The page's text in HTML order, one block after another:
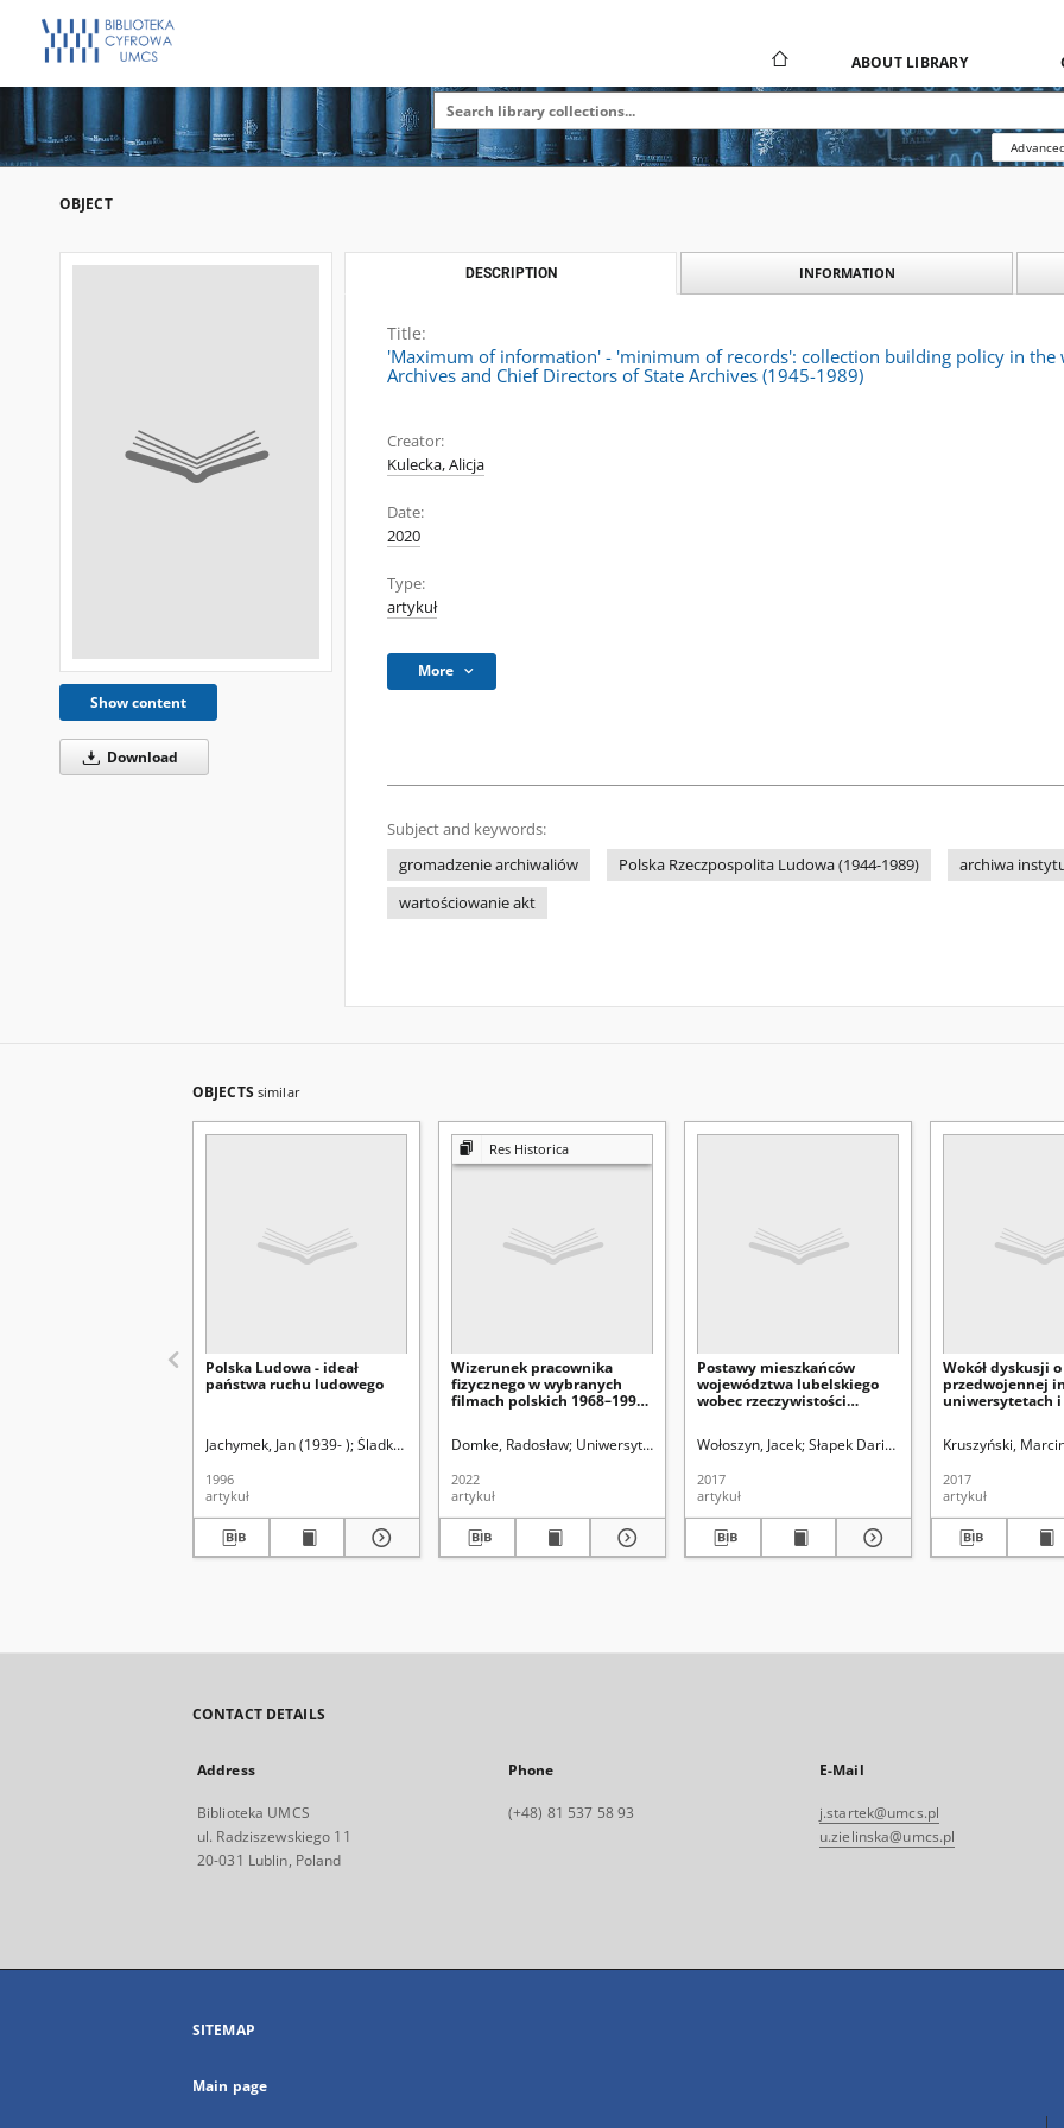
ABOUT LIBRARY
OBJECT
Show content
Download
DESCRIPTION INFORMATION
Title:
'Maximum of information' - 'minimum of records': collection building policy in
Archives and Chief Directors of State Archives (1945-1989)
Creator:
Kulecka, Alicja
Date:
2020
Type:
artykuł
More
Subject and keywords:
gromadzenie archiwaliów
Polska Rzeczpospolita Ludowa (1944-1989) archiwa
wartościowanie akt
OBJECTS similar
Polska Ludowa - ideał
państwa ruchu ludowego
Jachymek, Jan (1939- ) Śladkowski, Wiesław (1935-). Red.
1996
artykuł
Res Historica
Wizerunek pracownika
fizycznego w wybranych
filmach polskich 1968–1990
Domke, Radosław Uniwersytet Marii Curie-Skłodowskiej (Lublin) Latawiec, Krzysztof. Red.
2022
artykuł
Postawy mieszkańców
województwa lubelskiego
wobec rzeczywistości
Wołoszyn, Jacek Słapek Dariusz (1961- ). Red.
2017
artykuł
Wokół dyskusji o
przedwojennej
uniwersytetach i
Uwag kilka
Kruszyński,
2017
artykuł
CONTACT DETAILS
Address
Biblioteka UMCS
ul. Radziszewskiego 11
20-031 Lublin, Poland
Phone
(+48) 81 537 58 93
E-Mail
j.startek@umcs.pl
u.zielinska@umcs.pl
SITEMAP
Main page